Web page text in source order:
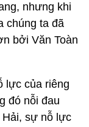
nhưng khi
chúng ta đã
bởi Văn Toàn
lực của riêng
đó nỗi đau
Hải, sự nỗ lực